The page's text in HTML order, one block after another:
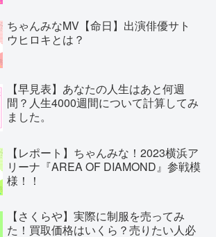
ちゃんみなMV【命日】出演俳優サト
ウヒロキとは？
【早見表】あなたの人生はあと何週
間？人生4000週間について計算してみ
ました。
【レポート】ちゃんみな！2023横浜ア
リーナ『AREA OF DIAMOND』参戦模
様！！
【さくらや】実際に制服を売ってみ
た！買取価格はいくら？売りたい人必